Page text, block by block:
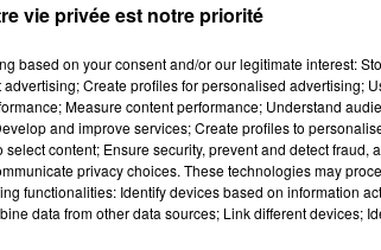
vie privée est notre priorité
based on your consent and/or our legitimate interest:
Create profiles for personalised advertising;
Measure content performance; Understand
and improve services; Create profiles to
content; Ensure security, prevent and detect fraud,
privacy choices. These technologies may
functionalities: Identify devices based on information
data from other data sources; Link different devices;